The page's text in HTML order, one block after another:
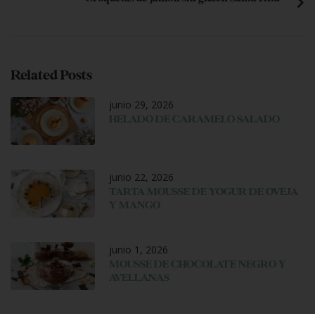
Related Posts
junio 29, 2026
HELADO DE CARAMELO SALADO
junio 22, 2026
TARTA MOUSSE DE YOGUR DE OVEJA
Y MANGO
junio 1, 2026
MOUSSE DE CHOCOLATE NEGRO Y
AVELLANAS